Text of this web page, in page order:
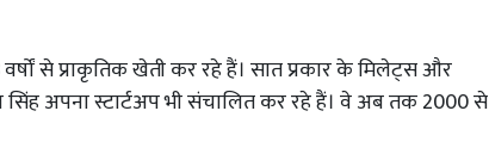
से प्राकृतिक खेती कर रहे हैं। सात प्रकार के मिलेट्स और
अपना स्टार्टअप भी संचालित कर रहे हैं। वे अब तक 2000 से